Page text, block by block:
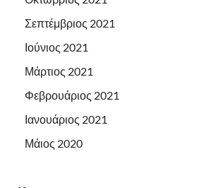
Σεπτέμβριος 2021
Ιούνιος 2021
Μάρτιος 2021
Φεβρουάριος 2021
Ιανουάριος 2021
Μάιος 2020